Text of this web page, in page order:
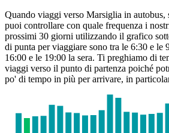
Quando viaggi verso Marsiglia in autobus,
puoi controllare con quale frequenza i
prossimi 30 giorni utilizzando il grafico
di punta per viaggiare sono tra le 6:30 e le
16:00 e le 19:00 la sera. Ti preghiamo di
viaggi verso il punto di partenza poiché
po' di tempo in più per arrivare, in